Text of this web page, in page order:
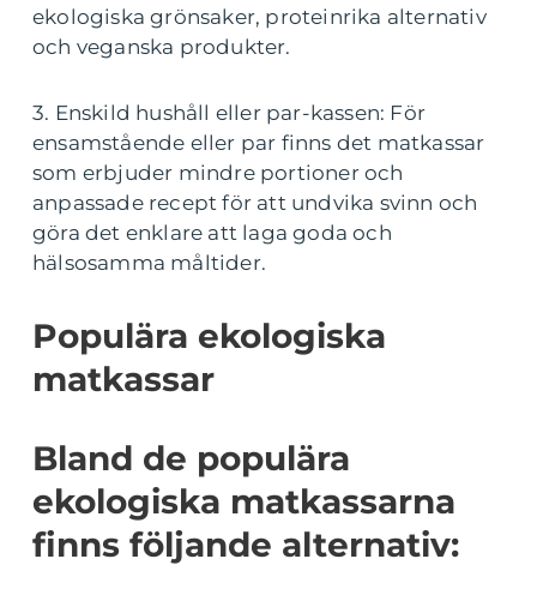
ekologiska grönsaker, proteinrika alternativ
och veganska produkter.
3. Enskild hushåll eller par-kassen: För
ensamstående eller par finns det matkassar
som erbjuder mindre portioner och
anpassade recept för att undvika svinn och
göra det enklare att laga goda och
hälsosamma måltider.
Populära ekologiska
matkassar
Bland de populära
ekologiska matkassarna
finns följande alternativ: